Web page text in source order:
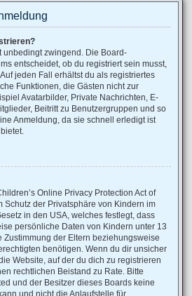
unbedingt zwingend. Die Board-
entscheidet, ob du registriert sein musst,
jeden Fall erhältst du als registriertes
Funktionen, die Gästen nicht zur
Avatarbilder, Private Nachrichten, E-
Beitritt zu Benutzergruppen und so
Anmeldung, da sie schnell erledigt ist
Online Privacy Protection Act of
Schutz der Privatsphäre von Kindern im
in den USA, welches festlegt, dass
persönliche Daten von Kindern unter 13
der Eltern beziehungsweise
benötigen. Wenn du dir unsicher
Website, auf der du dich zu registrieren
rechtlichen Beistand zu Rate. Bitte
und der Besitzer dieses Boards keine
und nicht die Anlaufstelle für